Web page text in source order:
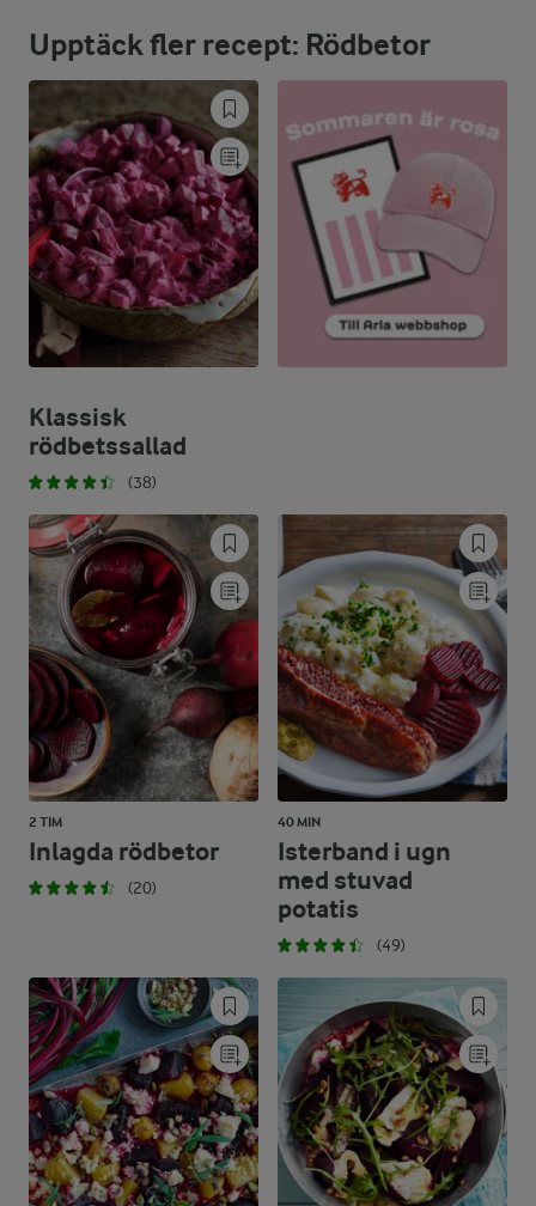
Fett:
54,2 %
16,2 g
Kolhydrater:
39,4 %
25,7 g
Upptäck fler recept: Rödbetor
Klassisk
rödbetssallad
(38)
2 TIM
Inlagda rödbetor
(20)
40 MIN
Isterband i ugn
med stuvad
potatis
(49)